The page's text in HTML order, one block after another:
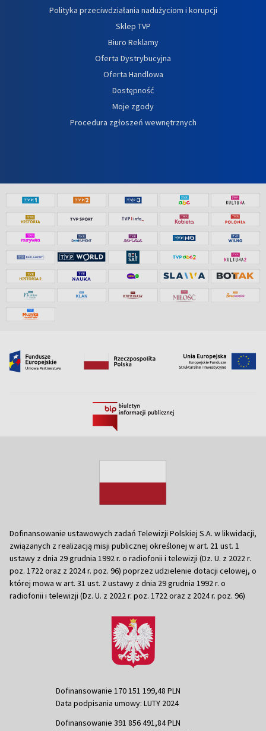
Polityka przeciwdziałania nadużyciom i korupcji
Sklep TVP
Biuro Reklamy
Oferta Dystrybucyjna
Oferta Handlowa
Dostępność
Moje zgody
Procedura zgłoszeń wewnętrznych
Dofinansowanie ustawowych zadań Telewizji Polskiej S.A. w likwidacji,
związanych z realizacją misji publicznej określonej w art. 21 ust. 1
ustawy z dnia 29 grudnia 1992 r. o radiofonii i telewizji (Dz. U. z 2022 r.
poz. 1722 oraz z 2024 r. poz. 96) poprzez udzielenie dotacji celowej, o
której mowa w art. 31 ust. 2 ustawy z dnia 29 grudnia 1992 r. o
radiofonii i telewizji (Dz. U. z 2022 r. poz. 1722 oraz z 2024 r. poz. 96)
Dofinansowanie 170 151 199,48 PLN
Data podpisania umowy: LUTY 2024
Dofinansowanie 391 856 491,84 PLN